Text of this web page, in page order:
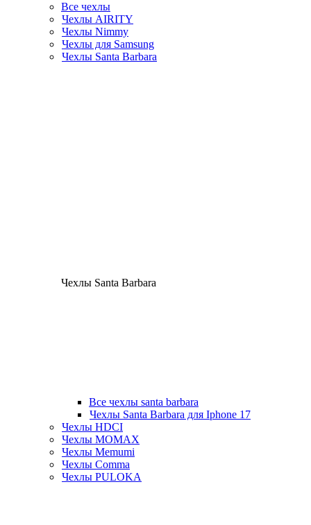
Все чехлы
Чехлы AIRITY
Чехлы Nimmy
Чехлы для Samsung
Чехлы Santa Barbara
Чехлы Santa Barbara
Все чехлы santa barbara
Чехлы Santa Barbara для Iphone 17
Чехлы HDCI
Чехлы MOMAX
Чехлы Memumi
Чехлы Comma
Чехлы PULOKA